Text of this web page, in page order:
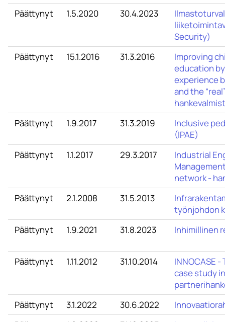
Päättynyt 1.5.2020 30.4.2023
Security)
Päättynyt
15.1.2016 31.3.2016
Improving
education
experience
and the
Päättynyt
1.9.2017 31.3.2019
Inclusive
(IPAE)
Päättynyt
1.1.2017 29.3.2017
Industrial
network -
Päättynyt
2.1.2008 31.5.2013
työnjohdon
Päättynyt
1.9.2021 31.8.2023 Inhimillinen
Päättynyt 1.11.2012 31.10.2014
INNOCASE
case study
Päättynyt
3.1.2022 30.6.2022